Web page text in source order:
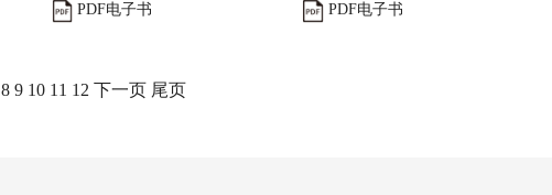
PDF电子书 PDF电子书
8 9 10 11 12 下一页 尾页